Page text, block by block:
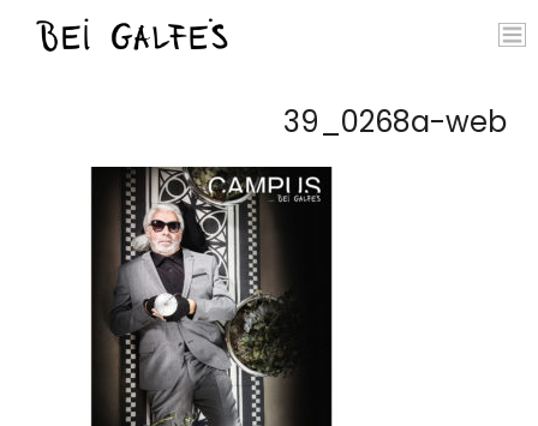
39_0268a-web